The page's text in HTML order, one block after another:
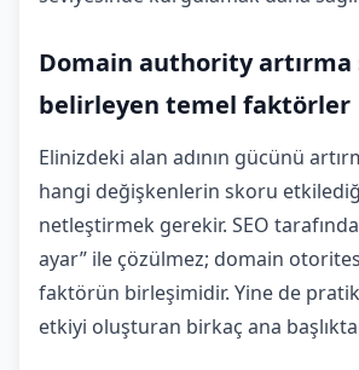
Domain authority artırma
belirleyen temel faktörler
Elinizdeki alan adının gücünü
hangi değişkenlerin skoru
netleştirmek gerekir. SEO
ayar” ile çözülmez; domain
faktörün birleşimidir. Yine de
etkiyi oluşturan birkaç ana